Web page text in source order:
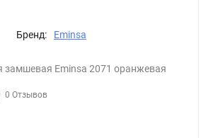
Бренд: Eminsa
замшевая Eminsa 2071 оранжевая
0 Отзывов